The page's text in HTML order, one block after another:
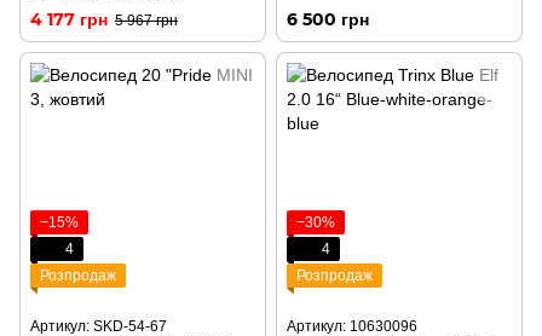
4 177 грн 5 967 грн 6 500 грн
−15%
4
Розпродаж
Артикул: SKD-54-67
−30%
4
Розпродаж
Артикул: 10630096